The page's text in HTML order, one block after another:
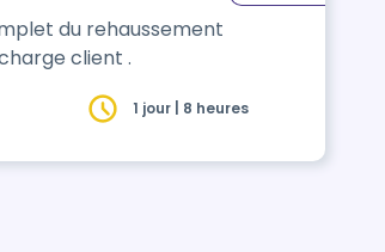
du rehaussement
client .
1 jour | 8 heures